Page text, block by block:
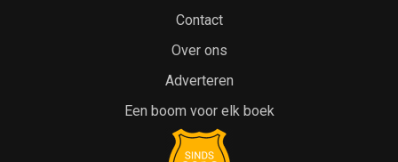
Contact
Over ons
Adverteren
Een boom voor elk boek